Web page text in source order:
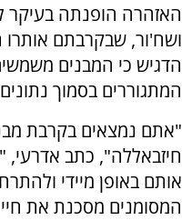
האזהרה הופנתה בעיקר
ושח'ור, שבקרבתם אותרו
הדגיש כי המבנים
המתגוררים בסמוך
"אתם נמצאים בקרבת
חיזבאללה", כתב אדרעי,
אותם באופן מיידי
המסומנים מסכנת את